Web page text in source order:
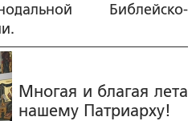
Библейско-
Многая и благая лета
нашему Патриарху!